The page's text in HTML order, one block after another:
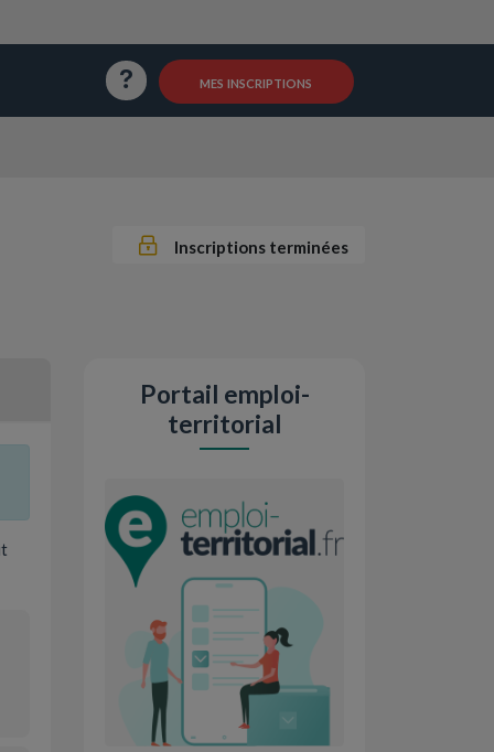
Questions / Réponses
mes inscriptions
Inscriptions terminées
Portail emploi-
territorial